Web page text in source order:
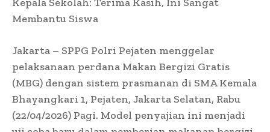
Membantu Siswa
Jakarta – SPPG Polri Pejaten menggelar
pelaksanaan perdana Makan Bergizi Gratis
(MBG) dengan sistem prasmanan di SMA Kemala
Bhayangkari 1, Pejaten, Jakarta Selatan, Rabu
(22/04/2026) Pagi. Model penyajian ini menjadi